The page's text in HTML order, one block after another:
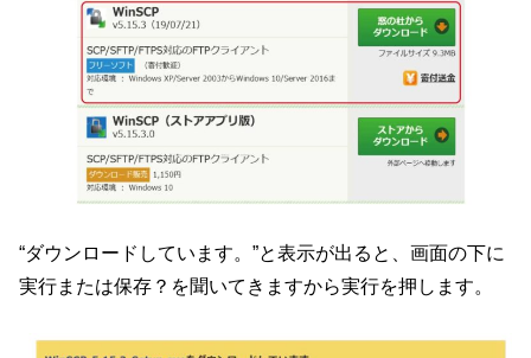
“ダウンロードしています。”と表示が出ると、画面の下に
実行または保存？を聞いてきますから実行を押します。